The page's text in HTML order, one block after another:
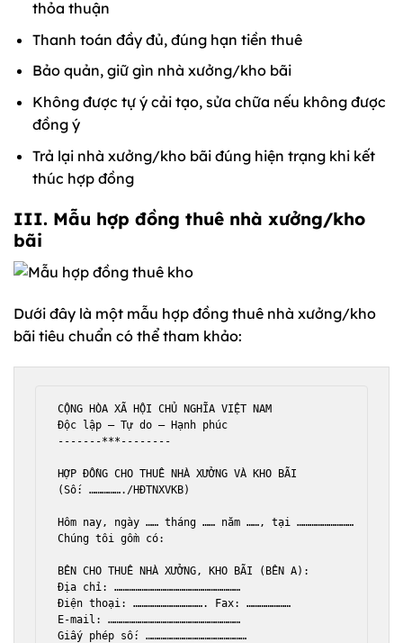
thỏa thuận
Thanh toán đầy đủ, đúng hạn tiền thuê
Bảo quản, giữ gìn nhà xưởng/kho bãi
Không được tự ý cải tạo, sửa chữa nếu không được
đồng ý
Trả lại nhà xưởng/kho bãi đúng hiện trạng khi kết
thúc hợp đồng
III. Mẫu hợp đồng thuê nhà xưởng/kho
bãi
Dưới đây là một mẫu hợp đồng thuê nhà xưởng/kho
bãi tiêu chuẩn có thể tham khảo:
CỘNG HÒA XÃ HỘI CHỦ NGHĨA VIỆT NAM
Độc lập – Tự do – Hạnh phúc
-------*** --------
HỢP ĐỒNG CHO THUÊ NHÀ XƯỞNG VÀ KHO BÃI
(Số: ……………./HĐTNXVKB)
Hôm nay, ngày …… tháng …… năm ……, tại
Chúng tôi gồm có:
BÊN CHO THUÊ NHÀ XƯỞNG, KHO BÃI (BÊN A):
Địa chỉ: ……………………………………………………
Điện thoại: ……………………………. Fax
E-mail
Giấy phép s